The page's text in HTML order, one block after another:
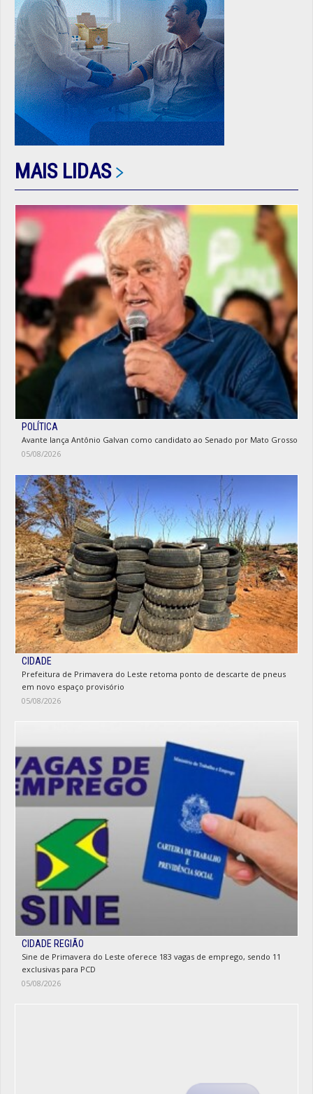
MAIS LIDAS
POLÍTICA
Avante lança Antônio Galvan como candidato ao Senado por Mato Grosso
05/08/2026
CIDADE
Prefeitura de Primavera do Leste retoma ponto de descarte de pneus
em novo espaço provisório
05/08/2026
CIDADE REGIÃO
Sine de Primavera do Leste oferece 183 vagas de emprego, sendo 11
exclusivas para PCD
05/08/2026